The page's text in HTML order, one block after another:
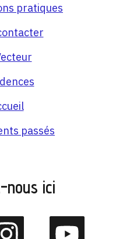
pratiques
passés
nous ici